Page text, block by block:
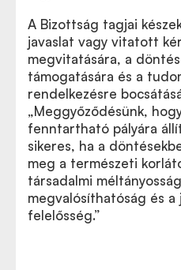
A Bizottság tagjai
javaslat vagy vitatott
megvitatására, a
támogatására és a
rendelkezésre
„Meggyőződésünk,
fenntartható pályára
sikeres, ha a
meg a természeti
társadalmi
megvalósíthatóság és
felelősség.”